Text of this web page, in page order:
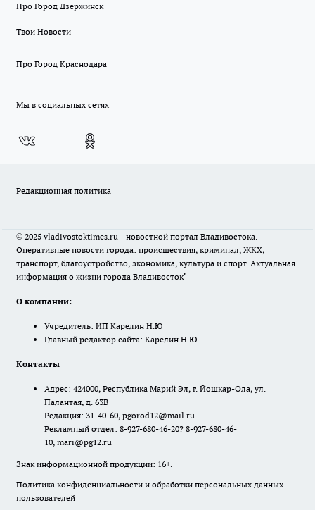
Про Город Дзержинск
Твои Новости
Про Город Краснодара
Мы в социальных сетях
Редакционная политика
© 2025 vladivostoktimes.ru - новостной портал Владивостока.
Оперативные новости города: происшествия, криминал, ЖКХ,
транспорт, благоустройство, экономика, культура и спорт. Актуальная
информация о жизни города Владивосток"
О компании:
Учредитель: ИП Карелин Н.Ю
Главный редактор сайта: Карелин Н.Ю.
Контакты
Адрес: 424000, Республика Марий Эл, г. Йошкар-Ола, ул.
Палантая, д. 63В
Редакция: 31-40-60, pgorod12@mail.ru
Рекламный отдел: 8-927-680-46-20? 8-927-680-46-
10, mari@pg12.ru
Знак информационной продукции: 16+.
Политика конфиденциальности и обработки персональных данных
пользователей